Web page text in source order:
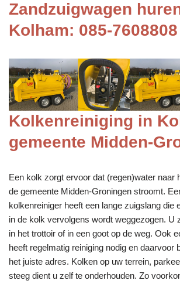
Zandzuigwagen
Kolham: 085-7608808
Kolkenreiniging in
gemeente Midden-
Een kolk zorgt ervoor dat (regen)water naar
de gemeente Midden-Groningen stroomt.
kolkenreiniger heeft een lange zuigslang die
in de kolk vervolgens wordt weggezogen. U
in het trottoir of in een goot op de weg. Ook
heeft regelmatig reiniging nodig en daarvoor
het juiste adres. Kolken op uw terrein,
steeg dient u zelf te onderhouden. Zo